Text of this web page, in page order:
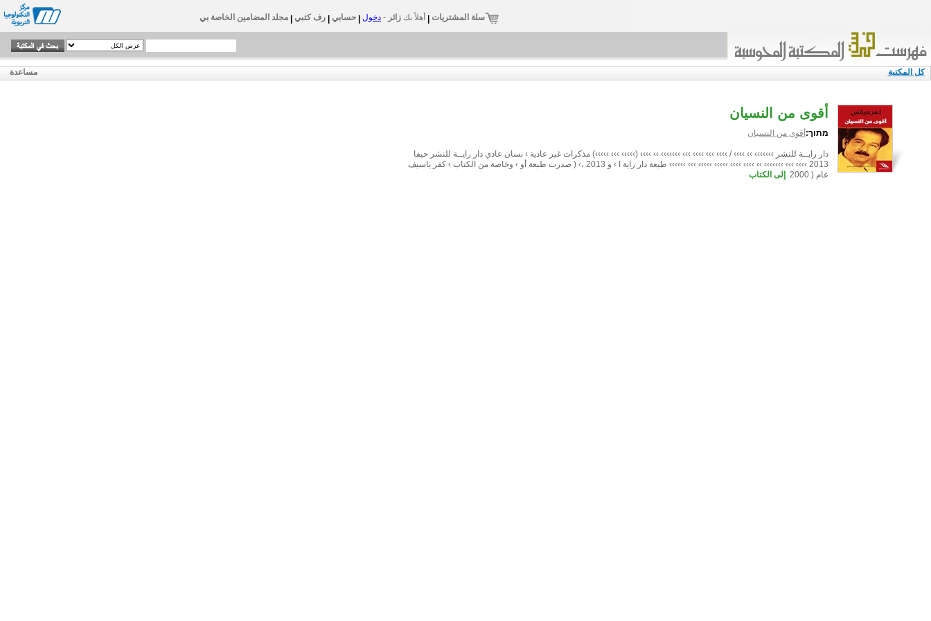
سلة المشتريات أهلاً بك زائر - دخول حسابي رف كتبي مجلد المضامين الخاصة بي
كل المكتبة مساعدة
أقوى من النسيان
מתוך:أقوى من النسيان
دار رايــة للنشر ››››››› ›› ›››› / ›››› ››› ›››› ››› ››››››› ›› ›››› (››››› ››› ›››››) مذكرات غير عادية › نسان عادي دار رايــة للنشر حيفا
2013 ›››› ››› ››››››› ›› ›››› ›››› ››››› ››››› ››› ›››››› طبعة دار راية ا › و 2013 ،› ( صدرت طبعة أو › وخاصة من الكتاب › كفر ياسيف
عام ( 2000
إلى الكتاب